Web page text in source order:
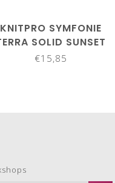
KNITPRO SYMFONIE
SOLID SUNSET
SS2007
€15,85